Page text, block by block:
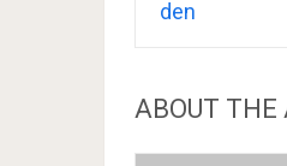
den
ABOUT THE